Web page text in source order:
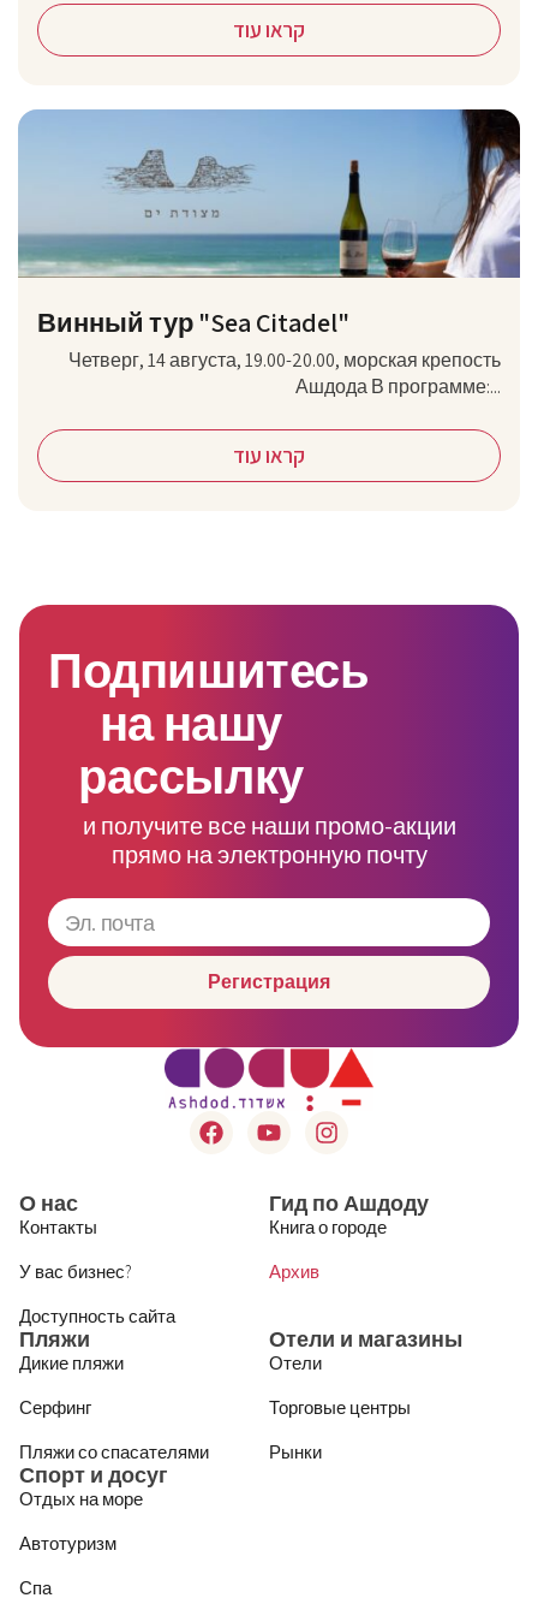
קראו עוד
Винный тур "Sea Citadel"
Четверг, 14 августа, 19.00-20.00, морская крепость
Ашдода В программе:...
קראו עוד
Подпишитесь
на нашу
рассылку
и получите все наши промо-акции
прямо на электронную почту
Регистрация
О нас
Контакты
У вас бизнес?
Доступность сайта
Гид по Ашдоду
Книга о городе
Архив
Пляжи
Дикие пляжи
Серфинг
Пляжи со спасателями
Отели и магазины
Отели
Торговые центры
Рынки
Спорт и досуг
Отдых на море
Автотуризм
Спа